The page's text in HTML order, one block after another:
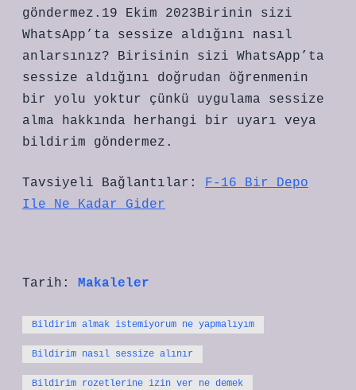
göndermez.19 Ekim 2023Birinin sizi
WhatsApp’ta sessize aldığını nasıl
anlarsınız? Birisinin sizi WhatsApp’ta
sessize aldığını doğrudan öğrenmenin
bir yolu yoktur çünkü uygulama sessize
alma hakkında herhangi bir uyarı veya
bildirim göndermez.
Tavsiyeli Bağlantılar: F-16 Bir Depo
Ile Ne Kadar Gider
Tarih: Makaleler
Bildirim almak istemiyorum ne yapmalıyım
Bildirim nasıl sessize alınır
Bildirim rozetlerine izin ver ne demek